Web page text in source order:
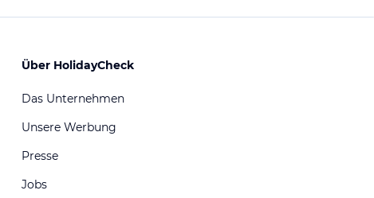
Über HolidayCheck
Das Unternehmen
Unsere Werbung
Presse
Jobs